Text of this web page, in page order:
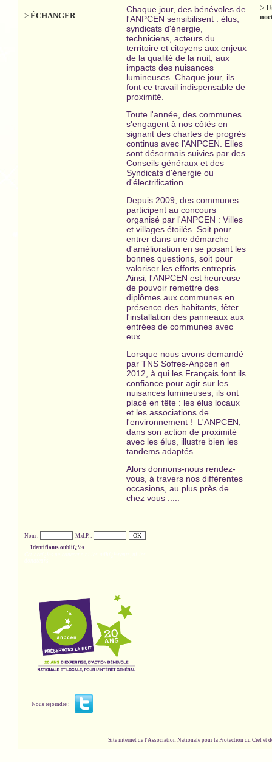
> ÉCHANGER
Chaque jour, des bénévoles de
l'ANPCEN sensibilisent : élus,
syndicats d'énergie,
techniciens, acteurs du
territoire et citoyens aux enjeux
de la qualité de la nuit, aux
impacts des nuisances
lumineuses. Chaque jour, ils
font ce travail indispensable de
proximité.
Toute l'année, des communes
s'engagent à nos côtés en
signant des chartes de progrès
continus avec l'ANPCEN. Elles
sont désormais suivies par des
Conseils généraux et des
Syndicats d'énergie ou
d'électrification.
Depuis 2009, des communes
participent au concours
organisé par l'ANPCEN : Villes
et villages étoilés. Soit pour
entrer dans une démarche
d'amélioration en se posant les
bonnes questions, soit pour
valoriser les efforts entrepris.
Ainsi, l'ANPCEN est heureuse
de pouvoir remettre des
diplômes aux communes en
présence des habitants, fêter
l'installation des panneaux aux
entrées de communes avec
eux.
Lorsque nous avons demandé
par TNS Sofres-Anpcen en
2012, à qui les Français font ils
confiance pour agir sur les
nuisances lumineuses, ils ont
placé en tête : les élus locaux
et les associations de
l'environnement ! L'ANPCEN,
dans son action de proximité
avec les élus, illustre bien les
tandems adaptés.
Alors donnons-nous rendez-
vous, à travers nos différentes
occasions, au plus près de
chez vous .....
>
Nom :
M.d.P. :
Identifiants oubliï¿½s
Nous rejoindre :
Site internet de l'Association Nationale pour la Protection du Ciel et de